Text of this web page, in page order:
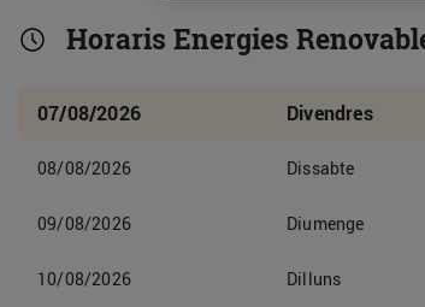
Horaris Energies
07/08/2026 Divendres
08/08/2026 Dissabte
09/08/2026 Diumenge
10/08/2026 Dilluns